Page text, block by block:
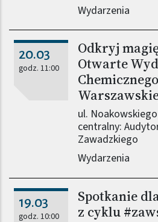
Wydarzenia
20.03
godz. 11:00
Odkryj
Otwarte
ul.
centralny:
Zawadzkiego
Wydarzenia
19.03
godz. 10:00
Spotkanie
z cyklu